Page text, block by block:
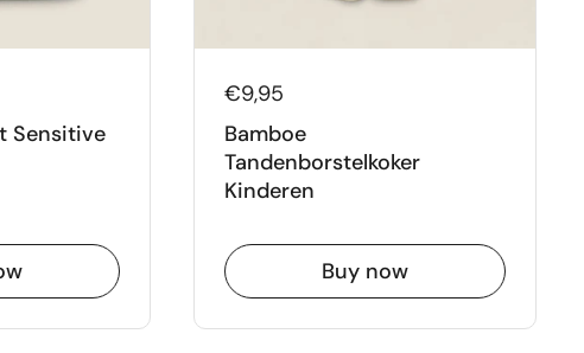
Sensitive
€9,95
Bamboe
Tandenborstelkoker
Kinderen
Buy now